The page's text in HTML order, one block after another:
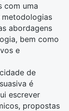
com uma
abordagens
bem como
e
de
é
escrever
propostas